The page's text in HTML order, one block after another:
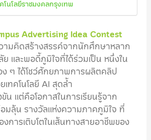
โนโลยีราชมงคลกรุงเทพ
Advertising Idea Contest
ามคิดสร้างสรรค์จากนักศึกษาหลาก
และพอดี้ภูมิใจที่ได้ร่วมเป็น หนึ่งใน
ง ๆ ได้โชว์ศักยภาพการผลิตคลิป
เทคโนโลยี AI สุดล้ำ
ขัน แต่คือโอกาสในการเรียนรู้จาก
มลุ้น รางวัลแห่งความภาคภูมิใจ ที่
งการเติบโตในเส้นทางสายอาชีพของ